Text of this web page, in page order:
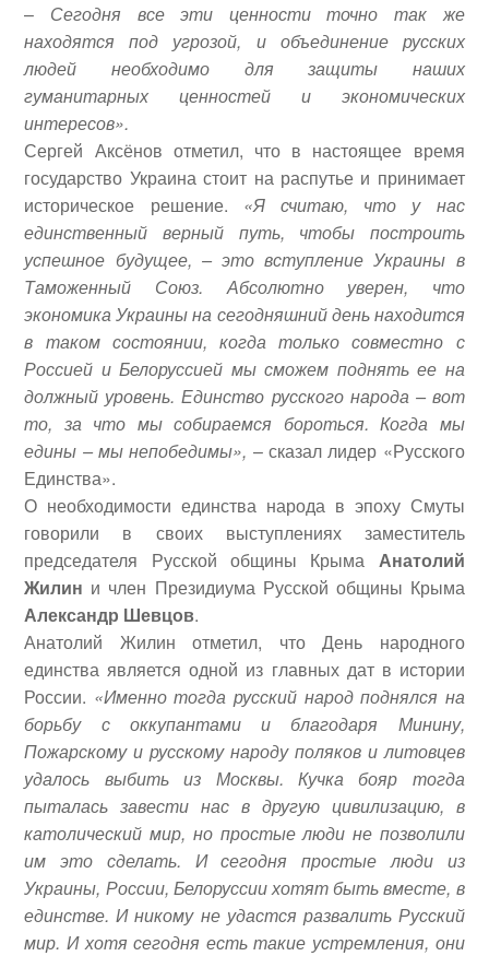
– Сегодня все эти ценности точно так же
находятся под угрозой, и объединение русских
людей необходимо для защиты наших
гуманитарных ценностей и экономических
интересов».
Сергей Аксёнов отметил, что в настоящее время
государство Украина стоит на распутье и принимает
историческое решение. «Я считаю, что у нас
единственный верный путь, чтобы построить
успешное будущее, – это вступление Украины в
Таможенный Союз. Абсолютно уверен, что
экономика Украины на сегодняшний день находится
в таком состоянии, когда только совместно с
Россией и Белоруссией мы сможем поднять ее на
должный уровень. Единство русского народа – вот
то, за что мы собираемся бороться. Когда мы
едины – мы непобедимы», – сказал лидер «Русского
Единства».
О необходимости единства народа в эпоху Смуты
говорили в своих выступлениях заместитель
председателя Русской общины Крыма Анатолий
Жилин и член Президиума Русской общины Крыма
Александр Шевцов.
Анатолий Жилин отметил, что День народного
единства является одной из главных дат в истории
России. «Именно тогда русский народ поднялся на
борьбу с оккупантами и благодаря Минину,
Пожарскому и русскому народу поляков и литовцев
удалось выбить из Москвы. Кучка бояр тогда
пыталась завести нас в другую цивилизацию, в
католический мир, но простые люди не позволили
им это сделать. И сегодня простые люди из
Украины, России, Белоруссии хотят быть вместе, в
единстве. И никому не удастся развалить Русский
мир. И хотя сегодня есть такие устремления, они